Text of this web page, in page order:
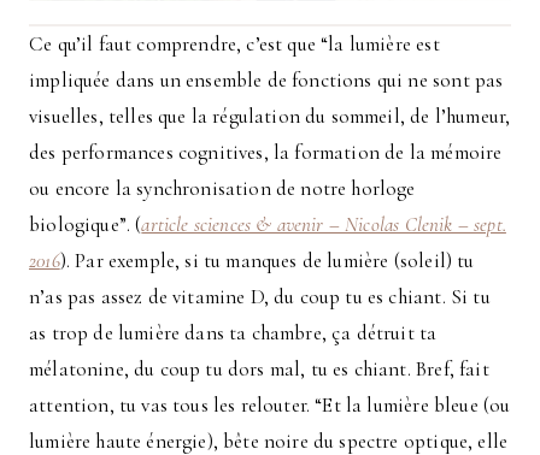
Ce qu’il faut comprendre, c’est que “la lumière est
impliquée dans un ensemble de fonctions qui ne sont pas
visuelles, telles que la régulation du sommeil, de l’humeur,
des performances cognitives, la formation de la mémoire
ou encore la synchronisation de notre horloge
biologique”. (article sciences & avenir – Nicolas Clenik – sept.
2016). Par exemple, si tu manques de lumière (soleil) tu
n’as pas assez de vitamine D, du coup tu es chiant. Si tu
as trop de lumière dans ta chambre, ça détruit ta
mélatonine, du coup tu dors mal, tu es chiant. Bref, fait
attention, tu vas tous les relouter. “Et la lumière bleue (ou
lumière haute énergie), bête noire du spectre optique, elle